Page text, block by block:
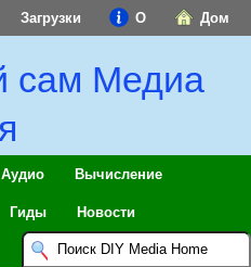
Дом
О
Загрузки
сам Медиа
Аудио Вычисление
Гиды Новости